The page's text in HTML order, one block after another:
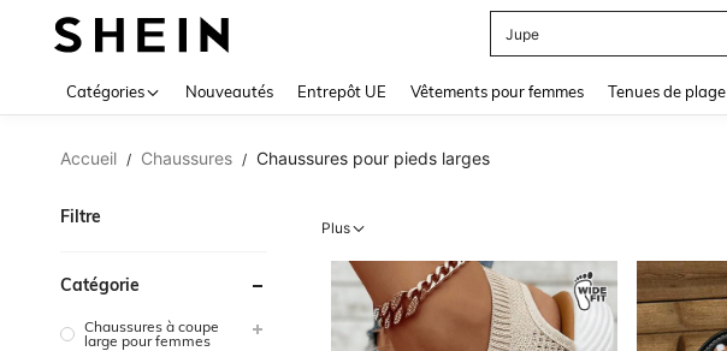
Jupe
Catégories Nouveautés Entrepôt UE Vêtements pour femmes Tenues de plage
Accueil / Chaussures / Chaussures pour pieds larges
Filtre
Catégorie
Chaussures à coupe
large pour femmes
Plus